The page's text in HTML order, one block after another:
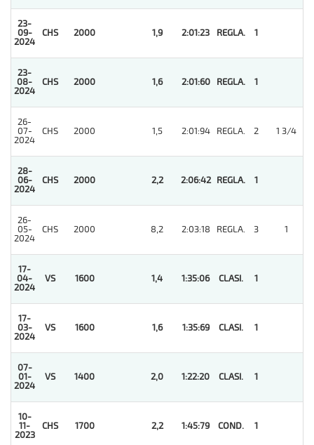
23-
09-
2024
CHS 2000 1,9 2:01:23 REGLA. 1
23-
08-
2024
CHS 2000 1,6 2:01:60 REGLA. 1
26-
07-
2024
CHS 2000 1,5 2:01:94 REGLA. 2 1 3/4
28-
06-
2024
CHS 2000 2,2 2:06:42 REGLA. 1
26-
05-
2024
CHS 2000 8,2 2:03:18 REGLA. 3 1
17-
04-
2024
VS 1600 1,4 1:35:06 CLASI. 1
17-
03-
2024
VS 1600 1,6 1:35:69 CLASI. 1
07-
01-
2024
VS 1400 2,0 1:22:20 CLASI. 1
10-
11-
2023
CHS 1700 2,2 1:45:79 COND. 1